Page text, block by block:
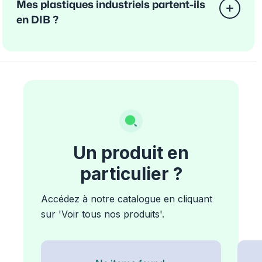
Mes plastiques industriels partent-ils
en DIB ?
Un produit en
particulier ?
Accédez à notre catalogue en cliquant
sur 'Voir tous nos produits'.